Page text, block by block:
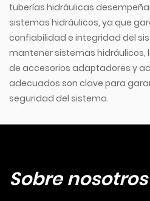
tuberías hidráulicas
sistemas hidráulicos, ya que
confiabilidad e integridad del
mantener sistemas hidráulicos,
de accesorios adaptadores y
adecuados son clave para
seguridad del sistema.
Sobre nosotros